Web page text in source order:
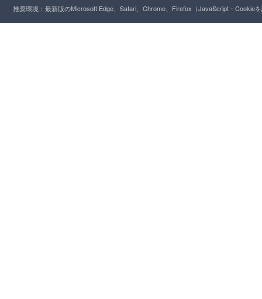
推奨環境：最新版のMicrosoft Edge、Safari、Chrome、Firefox（JavaScript・Cookie